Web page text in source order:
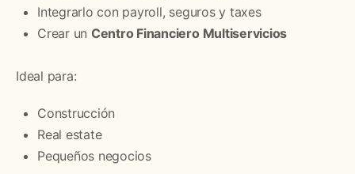
Integrarlo con payroll, seguros y taxes
Crear un Centro Financiero Multiservicios
Ideal para:
Construcción
Real estate
Pequeños negocios